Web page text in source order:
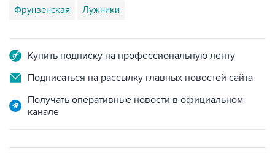
Фрунзенская Лужники
Купить подписку на профессиональную ленту
Подписаться на рассылку главных новостей сайта
Получать оперативные новости в официальном
канале